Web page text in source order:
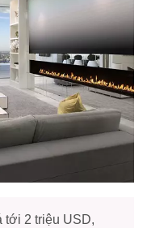
tới 2 triệu USD,